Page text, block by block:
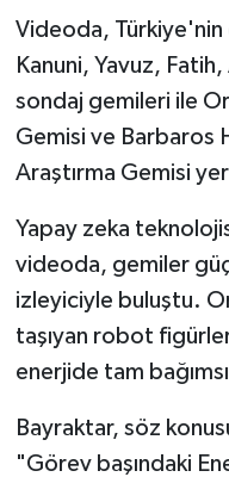
Videoda, Türkiye'nin
Kanuni, Yavuz,
sondaj gemileri ile
Gemisi ve Barbaros
Araştırma Gemisi yer
Yapay zeka
videoda, gemiler
izleyiciyle buluştu.
taşıyan robot
enerjide tam
Bayraktar, söz
"Görev başındaki